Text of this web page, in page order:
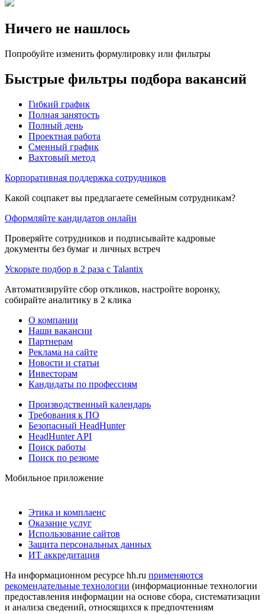
Ничего не нашлось
Попробуйте изменить формулировку или фильтры
Быстрые фильтры подбора вакансий
Гибкий график
Полная занятость
Полный день
Проектная работа
Сменный график
Вахтовый метод
Корпоративная поддержка сотрудников
Какой соцпакет вы предлагаете семейным сотрудникам?
Оформляйте кандидатов онлайн
Проверяйте сотрудников и подписывайте кадровые
документы без бумаг и личных встреч
Ускорьте подбор в 2 раза с Talantix
Автоматизируйте сбор откликов, настройте воронку,
собирайте аналитику в 2 клика
О компании
Наши вакансии
Партнерам
Реклама на сайте
Новости и статьи
Инвесторам
Кандидаты по профессиям
Производственный календарь
Требования к ПО
Безопасный HeadHunter
HeadHunter API
Поиск работы
Поиск по резюме
Мобильное приложение
Этика и комплаенс
Оказание услуг
Использование сайтов
Защита персональных данных
ИТ аккредитация
На информационном ресурсе hh.ru применяются
рекомендательные технологии (информационные технологии
предоставления информации на основе сбора, систематизации
и анализа сведений, относящихся к предпочтениям